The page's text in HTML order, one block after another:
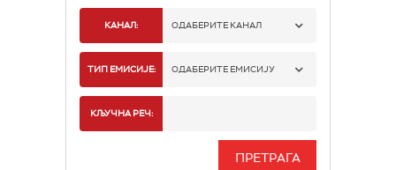
КАНАЛ: ОДАБЕРИТЕ КАНАЛ
РАДИО БЕОГРАД 1
РАДИО БЕОГРАД 3
ТИП ЕМИСИЈЕ: ОДАБЕРИТЕ ЕМИСИЈУ
КЉУЧНА РЕЧ: